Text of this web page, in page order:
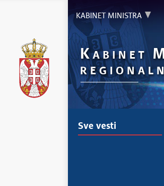
KABINET MINISTRA
KABINET
Sve vesti